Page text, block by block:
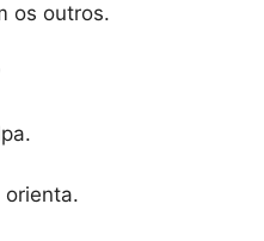
os outros.
orienta.